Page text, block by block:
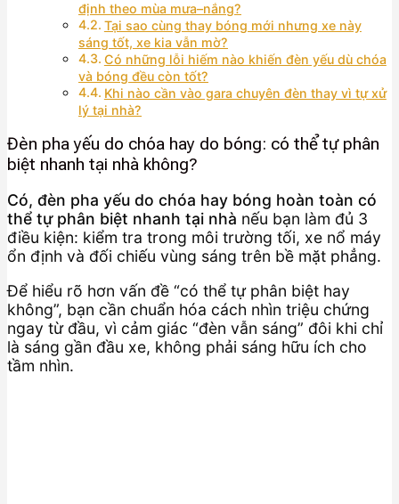
định theo mùa mưa–nắng?
Tại sao cùng thay bóng mới nhưng xe này
sáng tốt, xe kia vẫn mờ?
Có những lỗi hiếm nào khiến đèn yếu dù chóa
và bóng đều còn tốt?
Khi nào cần vào gara chuyên đèn thay vì tự xử
lý tại nhà?
Đèn pha yếu do chóa hay do bóng: có thể tự phân
biệt nhanh tại nhà không?
Có, đèn pha yếu do chóa hay bóng hoàn toàn có
thể tự phân biệt nhanh tại nhà nếu bạn làm đủ 3
điều kiện: kiểm tra trong môi trường tối, xe nổ máy
ổn định và đối chiếu vùng sáng trên bề mặt phẳng.
Để hiểu rõ hơn vấn đề “có thể tự phân biệt hay
không”, bạn cần chuẩn hóa cách nhìn triệu chứng
ngay từ đầu, vì cảm giác “đèn vẫn sáng” đôi khi chỉ
là sáng gần đầu xe, không phải sáng hữu ích cho
tầm nhìn.